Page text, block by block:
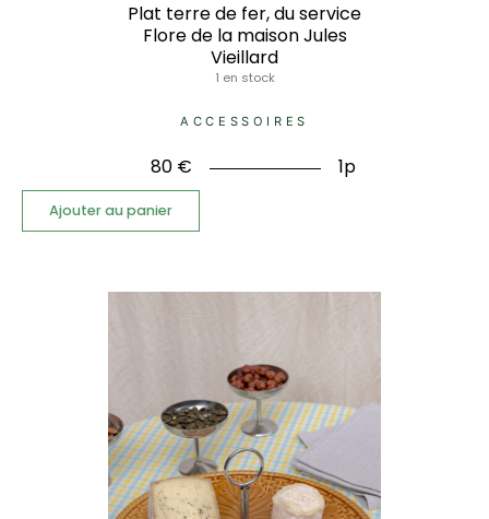
Plat terre de fer, du service
Flore de la maison Jules
Vieillard
1 en stock
ACCESSOIRES
80 € 1p
Ajouter au panier